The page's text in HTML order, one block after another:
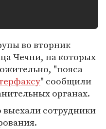
во вторник
Чечни, на которых
"пояса
" сообщили
органах.
сотрудники